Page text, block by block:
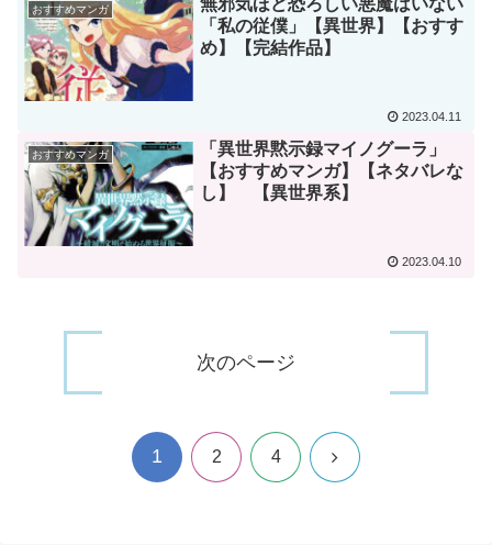
おすすめマンガ
無邪気ほど恐ろしい悪魔はいない
「私の従僕」【異世界】【おすす
め】【完結作品】
2023.04.11
おすすめマンガ
「異世界黙示録マイノグーラ」
【おすすめマンガ】【ネタバレな
し】 【異世界系】
2023.04.10
次のページ
1 2 4 次